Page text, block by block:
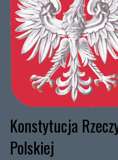
Konstytucja
Polskiej